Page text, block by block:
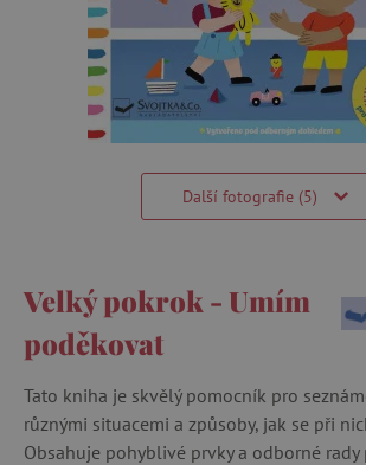
Další fotografie (5)
Velký pokrok - Umím
poděkovat
Tato kniha je skvělý pomocník pro
různými situacemi a způsoby, jak se při
Obsahuje pohyblivé prvky a odborné rady